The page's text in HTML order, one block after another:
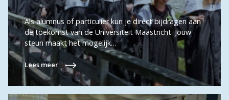
Als alumnus of particulier kun je direct bijdragen aan
de toekomst van de Universiteit Maastricht. Jouw
steun maakt het mogelijk…
Lees meer